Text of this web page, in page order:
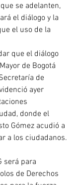
se adelanten,
el diálogo y la
el uso de la
que el diálogo
de Bogotá
de
ayer
donde el
Gómez acudió a
a los ciudadanos.
será para
de Derechos